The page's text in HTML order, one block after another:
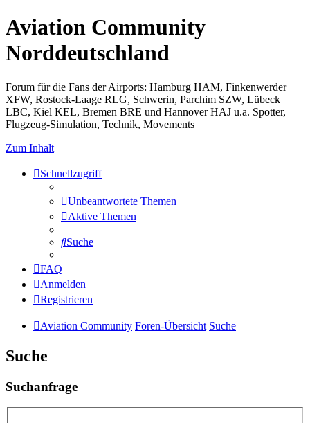
Aviation Community
Norddeutschland
Forum für die Fans der Airports: Hamburg HAM, Finkenwerder
XFW, Rostock-Laage RLG, Schwerin, Parchim SZW, Lübeck
LBC, Kiel KEL, Bremen BRE und Hannover HAJ u.a. Spotter,
Flugzeug-Simulation, Technik, Movements
Zum Inhalt
Schnellzugriff
Unbeantwortete Themen
Aktive Themen
Suche
FAQ
Anmelden
Registrieren
Aviation Community Foren-Übersicht Suche
Suche
Suchanfrage